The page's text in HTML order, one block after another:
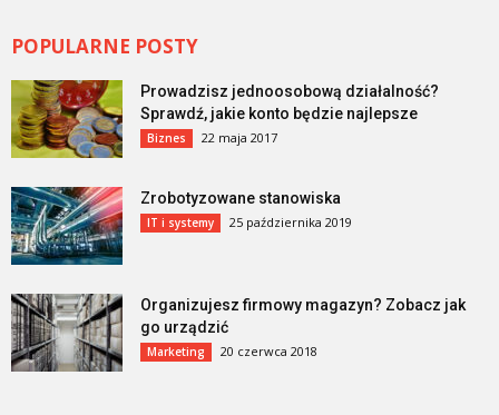
POPULARNE POSTY
Prowadzisz jednoosobową działalność?
Sprawdź, jakie konto będzie najlepsze
Biznes 22 maja 2017
Zrobotyzowane stanowiska
IT i systemy 25 października 2019
Organizujesz firmowy magazyn? Zobacz jak
go urządzić
Marketing 20 czerwca 2018